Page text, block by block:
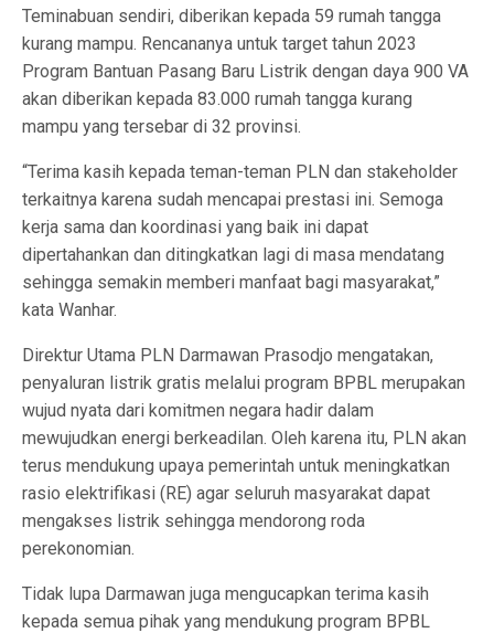
Teminabuan sendiri, diberikan kepada 59 rumah tangga
kurang mampu. Rencananya untuk target tahun 2023
Program Bantuan Pasang Baru Listrik dengan daya 900 VA
akan diberikan kepada 83.000 rumah tangga kurang
mampu yang tersebar di 32 provinsi.
“Terima kasih kepada teman-teman PLN dan stakeholder
terkaitnya karena sudah mencapai prestasi ini. Semoga
kerja sama dan koordinasi yang baik ini dapat
dipertahankan dan ditingkatkan lagi di masa mendatang
sehingga semakin memberi manfaat bagi masyarakat,”
kata Wanhar.
Direktur Utama PLN Darmawan Prasodjo mengatakan,
penyaluran listrik gratis melalui program BPBL merupakan
wujud nyata dari komitmen negara hadir dalam
mewujudkan energi berkeadilan. Oleh karena itu, PLN akan
terus mendukung upaya pemerintah untuk meningkatkan
rasio elektrifikasi (RE) agar seluruh masyarakat dapat
mengakses listrik sehingga mendorong roda
perekonomian.
Tidak lupa Darmawan juga mengucapkan terima kasih
kepada semua pihak yang mendukung program BPBL